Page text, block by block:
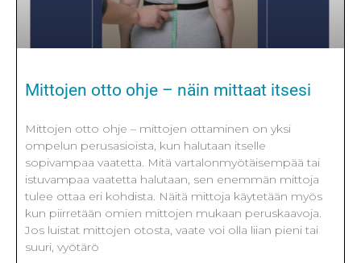
Mittojen otto ohje – näin mittaat itsesi
Mittojen otto ohje – mittojen ottaminen on yksi
ompelun perusasioista, kun halutaan itselle
sopivampaa vaatetta. Mitä vartalonmyötäisempää tai
istuvampaa vaatetta halutaan, sen enemmän mittoja
tulee ottaa eri kohdista. Näitä mittoja käytetään myös
kun piirretään omien mittojen mukaan peruskaavoja.
Jos luistat mittojen otosta, vaate voi olla liian pieni tai
suuri, vyötärö